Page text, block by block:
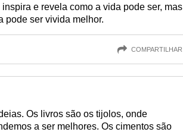
e revela como a vida pode ser, mas
pode ser vivida melhor.
COMPARTILHAR
Os livros são os tijolos, onde
a ser melhores. Os cimentos são